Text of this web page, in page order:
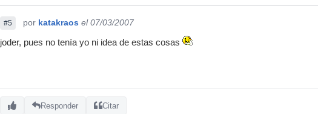
#5 por katakraos el 07/03/2007
joder, pues no tenía yo ni idea de estas cosas
Responder Citar